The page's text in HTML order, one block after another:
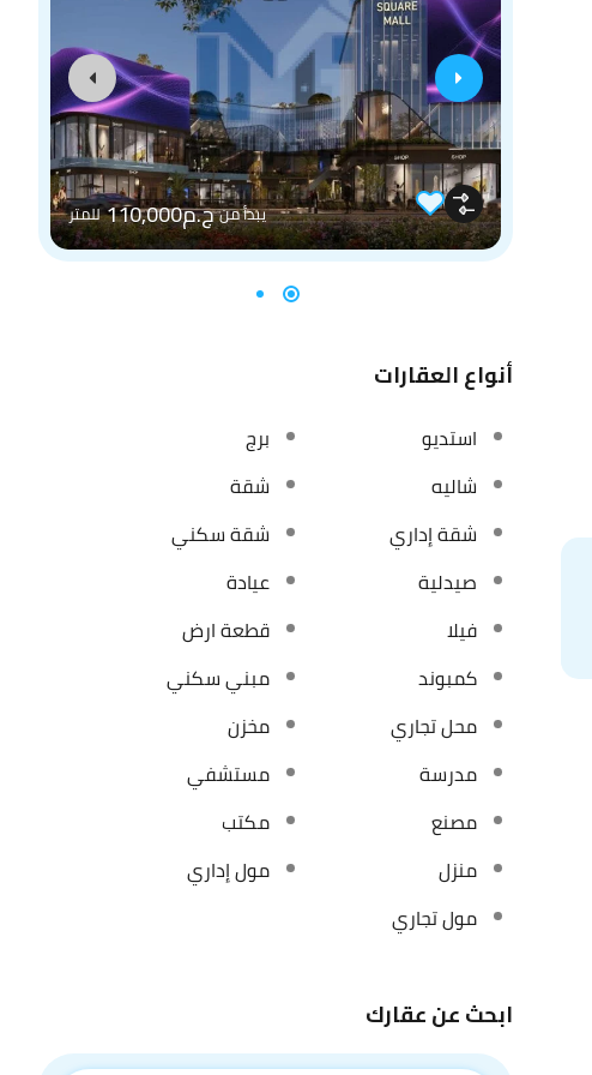
يبدأ منج.م110,000 للمتر
أنواع العقارات
استديو
برج
شاليه
شقة
شقة إداري
شقة سكني
صيدلية
عيادة
فيلا
قطعة ارض
كمبوند
مبني سكني
محل تجاري
مخزن
مدرسة
مستشفي
مصنع
مكتب
منزل
مول إداري
مول تجاري
ابحث عن عقارك